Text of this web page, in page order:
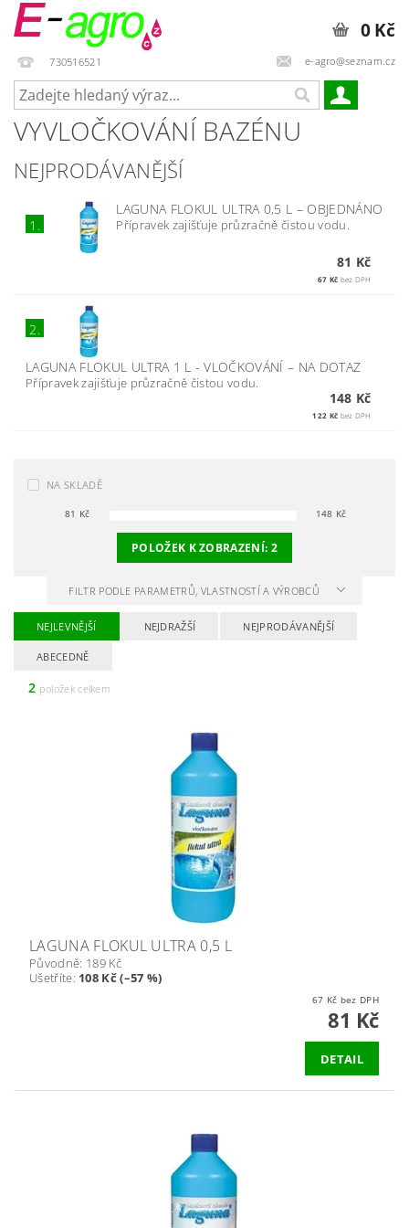
730516521 e-agro@seznam.cz
0 Kč
VYVLOČKOVÁNÍ BAZÉNU
NEJPRODÁVANĚJŠÍ
1.
LAGUNA FLOKUL ULTRA 0,5 L – OBJEDNÁNO
Přípravek zajišťuje průzračně čistou vodu.
81 Kč
67 Kč bez DPH
2.
LAGUNA FLOKUL ULTRA 1 L - VLOČKOVÁNÍ – NA DOTAZ
Přípravek zajišťuje průzračně čistou vodu.
148 Kč
122 Kč bez DPH
NA SKLADĚ
81 Kč 148 Kč
POLOŽEK K ZOBRAZENÍ: 2
FILTR PODLE PARAMETRŮ, VLASTNOSTÍ A VÝROBCŮ
NEJLEVNĚJŠÍ NEJDRAŽŠÍ NEJPRODÁVANĚJŠÍ
ABECEDNĚ
2 položek celkem
LAGUNA FLOKUL ULTRA 0,5 L
Původně: 189 Kč
Ušetříte: 108 Kč (–57 %)
67 Kč bez DPH
81 Kč
DETAIL